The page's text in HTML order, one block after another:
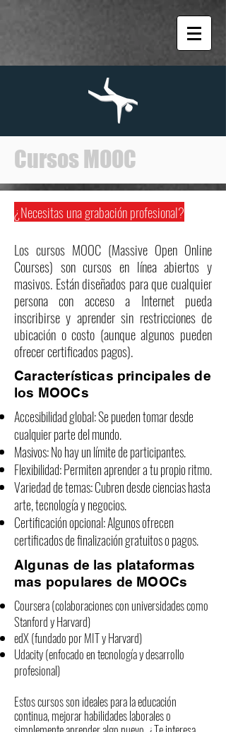
Cursos MOOC
¿Necesitas una grabación profesional?
Los cursos MOOC (Massive Open Online
Courses) son cursos en línea abiertos y
masivos. Están diseñados para que cualquier
persona con acceso a Internet pueda
inscribirse y aprender sin restricciones de
ubicación o costo (aunque algunos pueden
ofrecer certificados pagos).
Características principales de
los MOOCs
Accesibilidad global: Se pueden tomar desde
cualquier parte del mundo.
Masivos: No hay un límite de participantes.
Flexibilidad: Permiten aprender a tu propio ritmo.
Variedad de temas: Cubren desde ciencias hasta
arte, tecnología y negocios.
Certificación opcional: Algunos ofrecen
certificados de finalización gratuitos o pagos.
Algunas de las plataformas
mas populares de MOOCs
Coursera (colaboraciones con universidades como
Stanford y Harvard)
edX (fundado por MIT y Harvard)
Udacity (enfocado en tecnología y desarrollo
profesional)
Estos cursos son ideales para la educación
continua, mejorar habilidades laborales o